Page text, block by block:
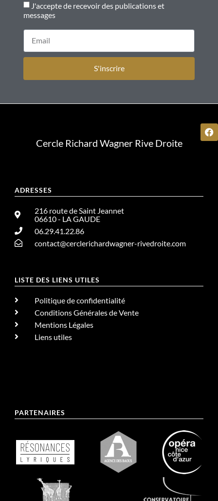
J'accepte de recevoir des publications et
messages
S'inscrire
ADRESSES
216 route de Saint Jeannet
06610 - LA GAUDE
06.29.41.22.86
contact@cerclerichardwagner-rivedroite.com
LISTE DES LIENS UTILES
Politique de confidentialité
Conditions Générales de Vente
Mentions Légales
Liens utiles
Cercle Richard Wagner Rive Droite
PARTENAIRES